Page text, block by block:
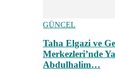
GÜNCEL
Taha Elgazi ve
Merkezleri’nde
Abdulhalim…